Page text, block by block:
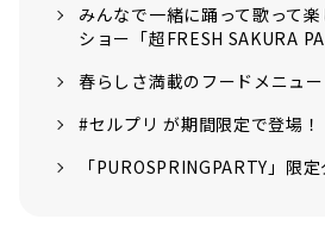
みんなで一緒に踊って歌って
ショー「超FRESH SAKURA
春らしさ満載のフードメニュー
#セルプリ が期間限定で登場！
「PUROSPRINGPARTY」限